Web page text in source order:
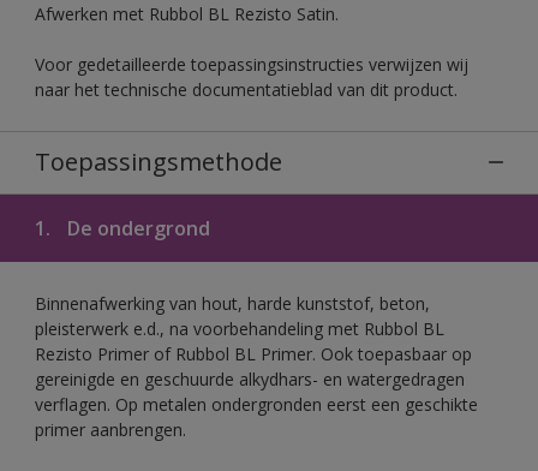
Afwerken met Rubbol BL Rezisto Satin.
Voor gedetailleerde toepassingsinstructies verwijzen wij
naar het technische documentatieblad van dit product.
Toepassingsmethode
1. De ondergrond
Binnenafwerking van hout, harde kunststof, beton,
pleisterwerk e.d., na voorbehandeling met Rubbol BL
Rezisto Primer of Rubbol BL Primer. Ook toepasbaar op
gereinigde en geschuurde alkydhars- en watergedragen
verflagen. Op metalen ondergronden eerst een geschikte
primer aanbrengen.